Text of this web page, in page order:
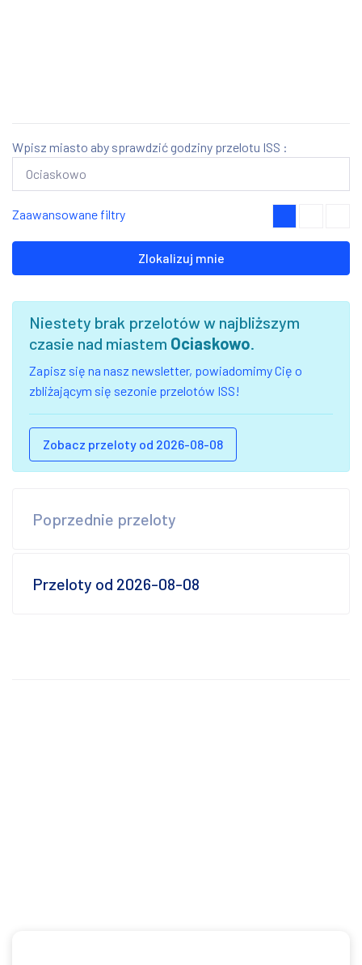
Wpisz miasto aby sprawdzić godziny przelotu ISS :
Zaawansowane filtry
Zlokalizuj mnie
Niestety brak przelotów w najbliższym
czasie nad miastem Ociaskowo.
Zapisz się na nasz newsletter, powiadomimy Cię o
zbliżającym się sezonie przelotów ISS!
Zobacz przeloty od 2026-08-08
Poprzednie przeloty
Przeloty od 2026-08-08